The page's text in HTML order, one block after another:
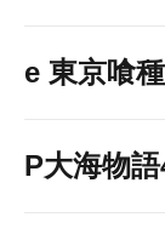
e 東京喰
P大海物